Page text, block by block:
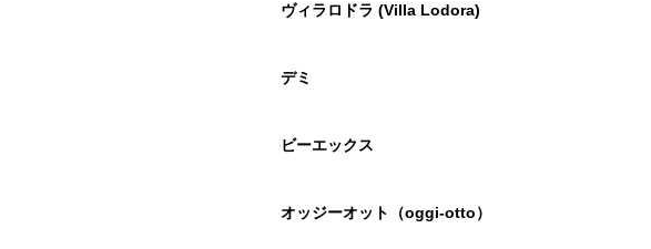
ヴィラロドラ (Villa Lodora)
デミ
ビーエックス
オッジーオット（oggi-otto）